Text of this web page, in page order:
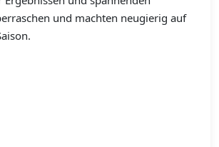
und machten neugierig auf